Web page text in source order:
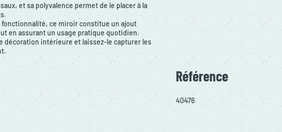
et sa polyvalence permet de le placer à la
ce miroir constitue un ajout
en assurant un usage pratique quotidien.
décoration intérieure et laissez-le capturer les
Référence
40476